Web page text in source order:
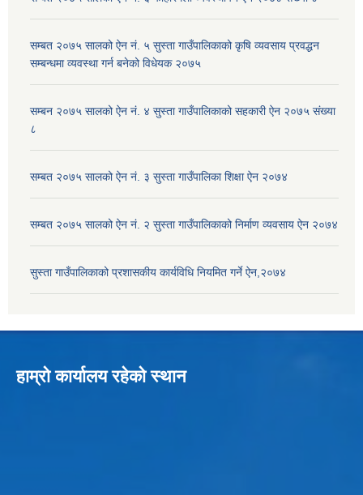
सम्बत २०७५ सालको ऐन नं. ५ सुस्ता गाउँपालिकाको कृषि व्यवसाय प्रवद्धन
सम्बन्धमा व्यवस्था गर्न बनेको विधेयक २०७५
सम्बन २०७५ सालको ऐन नं. ४ सुस्ता गाउँपालिकाको सहकारी ऐन २०७५ संख्या
८
सम्बत २०७५ सालको ऐन नं. ३ सुस्ता गाउँपालिका शिक्षा ऐन २०७४
सम्बत २०७५ सालको ऐन नं. २ सुस्ता गाउँपालिकाको निर्माण व्यवसाय ऐन २०७४
सुस्ता गाउँपालिकाको प्रशासकीय कार्यविधि नियमित गर्ने ऐन,२०७४
हाम्रो कार्यालय रहेको स्थान